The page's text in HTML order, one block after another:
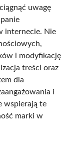
uwagę
internecie. Nie
i modyfikację
treści oraz
dla
i
wspierają te
marki w